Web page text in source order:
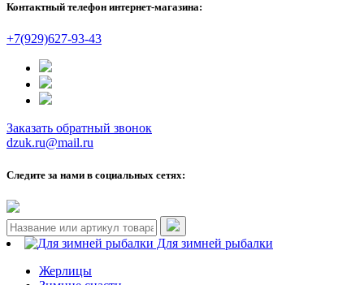
Контактный телефон интернет-магазина:
+7(929)627-93-43
Заказать обратный звонок
dzuk.ru@mail.ru
Следите за нами в социальных сетях:
Для зимней рыбалки
Жерлицы